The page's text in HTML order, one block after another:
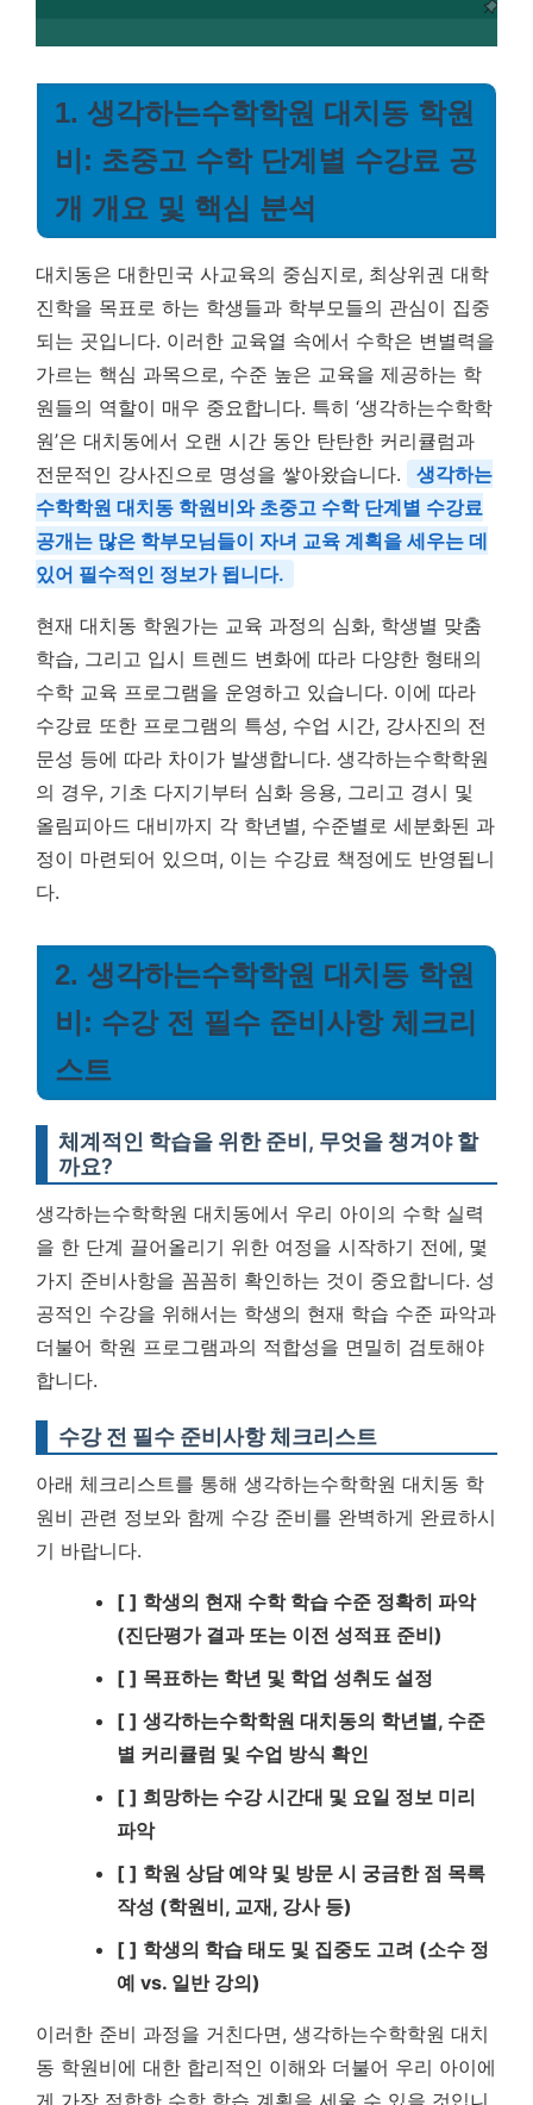
1. 생각하는수학학원 대치동 학원
비: 초중고 수학 단계별 수강료 공
개 개요 및 핵심 분석
대치동은 대한민국 사교육의 중심지로, 최상위권 대학
진학을 목표로 하는 학생들과 학부모들의 관심이 집중
되는 곳입니다. 이러한 교육열 속에서 수학은 변별력을
가르는 핵심 과목으로, 수준 높은 교육을 제공하는 학
원들의 역할이 매우 중요합니다. 특히 ‘생각하는수학학
원’은 대치동에서 오랜 시간 동안 탄탄한 커리큘럼과
전문적인 강사진으로 명성을 쌓아왔습니다.
생각하는
수학학원 대치동 학원비와 초중고 수학 단계별 수강료
공개는 많은 학부모님들이 자녀 교육 계획을 세우는 데
있어 필수적인 정보가 됩니다.
현재 대치동 학원가는 교육 과정의 심화, 학생별 맞춤
학습, 그리고 입시 트렌드 변화에 따라 다양한 형태의
수학 교육 프로그램을 운영하고 있습니다. 이에 따라
수강료 또한 프로그램의 특성, 수업 시간, 강사진의 전
문성 등에 따라 차이가 발생합니다. 생각하는수학학원
의 경우, 기초 다지기부터 심화 응용, 그리고 경시 및
올림피아드 대비까지 각 학년별, 수준별로 세분화된 과
정이 마련되어 있으며, 이는 수강료 책정에도 반영됩니
다.
2. 생각하는수학학원 대치동 학원
비: 수강 전 필수 준비사항 체크리
스트
체계적인 학습을 위한 준비, 무엇을 챙겨야 할
까요?
생각하는수학학원 대치동에서 우리 아이의 수학 실력
을 한 단계 끌어올리기 위한 여정을 시작하기 전에, 몇
가지 준비사항을 꼼꼼히 확인하는 것이 중요합니다. 성
공적인 수강을 위해서는 학생의 현재 학습 수준 파악과
더불어 학원 프로그램과의 적합성을 면밀히 검토해야
합니다.
수강 전 필수 준비사항 체크리스트
아래 체크리스트를 통해 생각하는수학학원 대치동 학
원비 관련 정보와 함께 수강 준비를 완벽하게 완료하시
기 바랍니다.
[ ] 학생의 현재 수학 학습 수준 정확히 파악
(진단평가 결과 또는 이전 성적표 준비)
[ ] 목표하는 학년 및 학업 성취도 설정
[ ] 생각하는수학학원 대치동의 학년별, 수준
별 커리큘럼 및 수업 방식 확인
[ ] 희망하는 수강 시간대 및 요일 정보 미리
파악
[ ] 학원 상담 예약 및 방문 시 궁금한 점 목록
작성 (학원비, 교재, 강사 등)
[ ] 학생의 학습 태도 및 집중도 고려 (소수 정
예 vs. 일반 강의)
이러한 준비 과정을 거친다면, 생각하는수학학원 대치
동 학원비에 대한 합리적인 이해와 더불어 우리 아이에
게 가장 적합한 수학 학습 계획을 세울 수 있을 것입니